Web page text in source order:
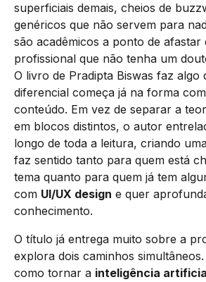
superficiais demais, cheios de
genéricos que não servem para
são acadêmicos a ponto de afastar
profissional que não tenha um
O livro de Pradipta Biswas faz algo
diferencial começa já na forma
conteúdo. Em vez de separar a
em blocos distintos, o autor
longo de toda a leitura, criando
faz sentido tanto para quem está
tema quanto para quem já tem
com UI/UX design e quer
conhecimento.
O título já entrega muito sobre a
explora dois caminhos
como tornar a inteligência